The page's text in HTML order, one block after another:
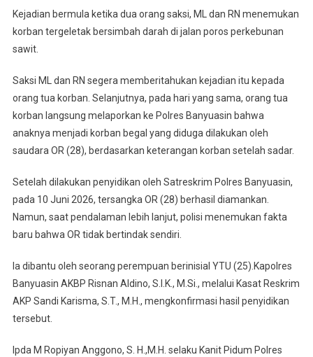
Kejadian bermula ketika dua orang saksi, ML dan RN menemukan
korban tergeletak bersimbah darah di jalan poros perkebunan
sawit.
Saksi ML dan RN segera memberitahukan kejadian itu kepada
orang tua korban. Selanjutnya, pada hari yang sama, orang tua
korban langsung melaporkan ke Polres Banyuasin bahwa
anaknya menjadi korban begal yang diduga dilakukan oleh
saudara OR (28), berdasarkan keterangan korban setelah sadar.
Setelah dilakukan penyidikan oleh Satreskrim Polres Banyuasin,
pada 10 Juni 2026, tersangka OR (28) berhasil diamankan.
Namun, saat pendalaman lebih lanjut, polisi menemukan fakta
baru bahwa OR tidak bertindak sendiri.
Ia dibantu oleh seorang perempuan berinisial YTU (25).Kapolres
Banyuasin AKBP Risnan Aldino, S.I.K., M.Si., melalui Kasat Reskrim
AKP Sandi Karisma, S.T., M.H., mengkonfirmasi hasil penyidikan
tersebut.
Ipda M Ropiyan Anggono, S. H.,M.H. selaku Kanit Pidum Polres